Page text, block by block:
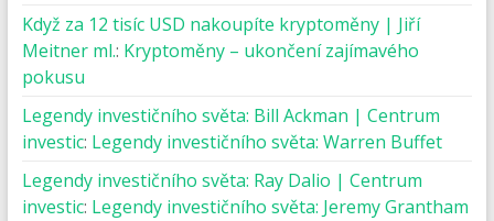
Když za 12 tisíc USD nakoupíte kryptoměny | Jiří
Meitner ml.: Kryptoměny – ukončení zajímavého
pokusu
Legendy investičního světa: Bill Ackman | Centrum
investic: Legendy investičního světa: Warren Buffet
Legendy investičního světa: Ray Dalio | Centrum
investic: Legendy investičního světa: Jeremy Grantham